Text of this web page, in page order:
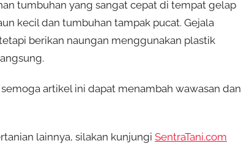
tumbuhan yang sangat cepat di tempat gelap
kecil dan tumbuhan tampak pucat. Gejala
berikan naungan menggunakan plastik
artikel ini dapat menambah wawasan dan
lainnya, silakan kunjungi SentraTani.com